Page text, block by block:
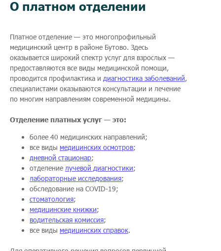
О платном отделении
Платное отделение — это многопрофильный
медицинский центр в районе Бутово. Здесь
оказывается широкий спектр услуг для взрослых —
предоставляются все виды медицинской помощи,
проводится профилактика и диагностика заболеваний,
специалистами оказываются консультации и лечение
по многим направлениям современной медицины.
Отделение платных услуг — это:
более 40 медицинских направлений;
все виды медицинских осмотров;
дневной стационар;
отделение лучевой диагностики;
лабораторные исследования;
обследование на COVID-19;
стоматология;
медицинские книжки;
водительская комиссия;
все виды медицинских справок.